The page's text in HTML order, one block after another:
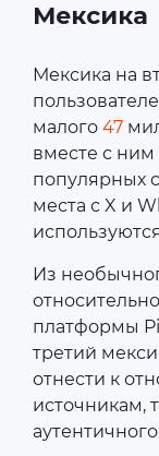
Мексика
Мексика на
малого 47
вместе с ним
популярных
места с X и
Из
платформы
третий
отнести к
источникам,